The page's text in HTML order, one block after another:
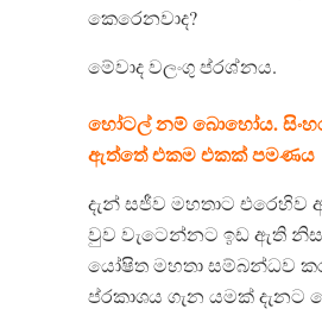
කෙරෙනවාද?
මේවාද වලංගු ප්රශ්නය.
හෝටල් නම් බොහෝය.
ඇත්තේ එකම එකක් පමණය
දැන් සජීව මහතාට එරෙහිව
වුව වැටෙන්නට ඉඩ ඇති
යෝෂිත මහතා සම්බන්ධව
ප්රකාශය ගැන යමක්